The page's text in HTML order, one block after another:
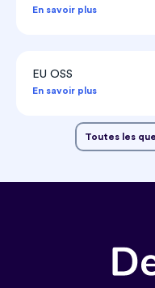
En savoir plus
EU OSS
En savoir plus
Toutes les